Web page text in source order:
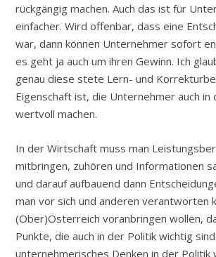
rückgängig machen. Auch das ist für
einfacher. Wird offenbar, dass eine
war, dann können Unternehmer sofort
es geht ja auch um ihren Gewinn. Ich
genau diese stete Lern- und
Eigenschaft ist, die Unternehmer auch in
wertvoll machen.
In der Wirtschaft muss man
mitbringen, zuhören und Informationen
und darauf aufbauend dann
man vor sich und anderen verantworten
(Ober)Österreich voranbringen wollen,
Punkte, die auch in der Politik wichtig
unternehmerisches Denken in der Politik